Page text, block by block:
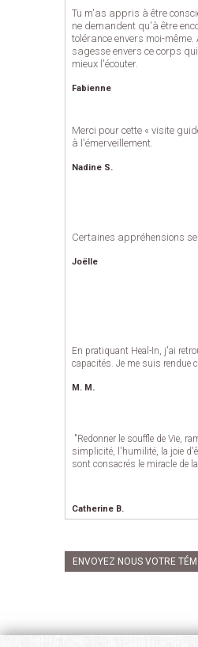
Tu m'as appris à être
ne demandent qu'à être
tolérance envers moi-
sagesse envers ce corps
mieux l'écouter.
Fabienne
Merci pour cette « visite
à l'émerveillement.
Nadine S.
Certaines appréhensions
Joëlle
En pratiquant Heal-In, j'ai
capacités. Je me suis rendue
M. M.
"Redonner le souffle de Vie,
simplicité, l'humilité, la joie
sont consacrés le miracle de
Catherine B.
ENVOYEZ NOUS VOTRE